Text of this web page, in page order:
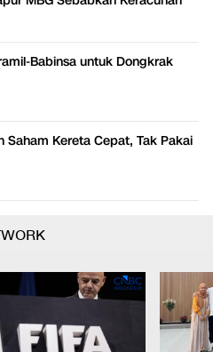
Babinsa untuk Dongkrak
Saham Kereta Cepat, Tak Pakai